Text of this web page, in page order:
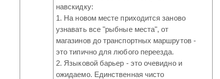
навскидку:
1. На новом месте приходится заново
узнавать все "рыбные места", от
магазинов до транспортных маршрутов -
это типично для любого переезда.
2. Языковой барьер - это очевидно и
ожидаемо. Единственная чисто